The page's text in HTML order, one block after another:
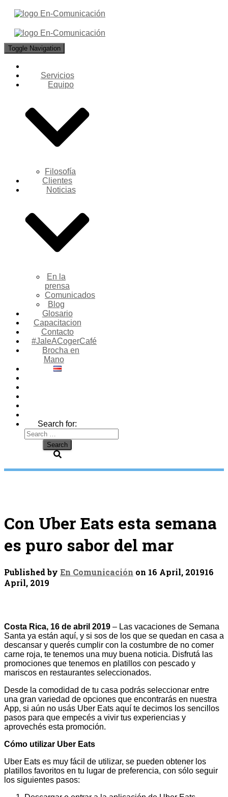
Toggle Navigation
Servicios
Equipo
Filosofía
Clientes
Noticias
En la
prensa
Comunicados
Blog
Glosario
Capacitacion
Contacto
#JaleACogerCafé
Brocha en
Mano
Search for:
Con Uber Eats esta semana
es puro sabor del mar
Published by En Comunicación on 16 April, 201916
April, 2019
Costa Rica, 16 de abril 2019 – Las vacaciones de Semana
Santa ya están aquí, y si sos de los que se quedan en casa a
descansar y querés cumplir con la costumbre de no comer
carne roja, te tenemos una muy buena noticia. Disfrutá las
promociones que tenemos en platillos con pescado y
mariscos en restaurantes seleccionados.
Desde la comodidad de tu casa podrás seleccionar entre
una gran variedad de opciones que encontrarás en nuestra
App, si aún no usás Uber Eats aquí te decimos los sencillos
pasos para que empecés a vivir tus experiencias y
aprovechés esta promoción.
Cómo utilizar Uber Eats
Uber Eats es muy fácil de utilizar, se pueden obtener los
platillos favoritos en tu lugar de preferencia, con sólo seguir
los siguientes pasos: